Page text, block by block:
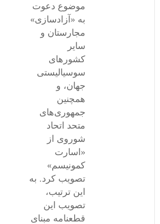
موضوع دعوت
به «آزادسازی»
مجارستان و
سایر
کشورهای
سوسیالیستی
جهان، و
همچنین
جمهوری‌های
متحد اتحاد
شوروی از
«اسارت
کمونیسم»
تصویب کرد. به
این ترتیب،
تصویب این
قطعنامه مبنای